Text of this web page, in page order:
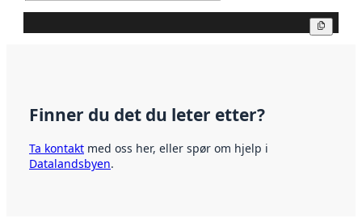
Finner du det du leter etter?
Ta kontakt med oss her, eller spør om hjelp i
Datalandsbyen.